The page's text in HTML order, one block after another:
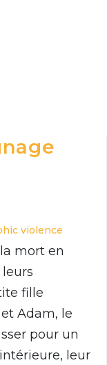
violence
mort en
fille
Adam, le
pour un
leur